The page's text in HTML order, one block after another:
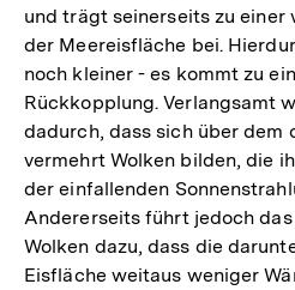
und trägt seinerseits zu einer
der Meereisfläche bei.
noch kleiner - es kommt zu
Rückkopplung. Verlangsamt
dadurch, dass sich über dem
vermehrt Wolken bilden, die
der einfallenden
Andererseits führt jedoch
Wolken dazu, dass die
Eisfläche weitaus weniger